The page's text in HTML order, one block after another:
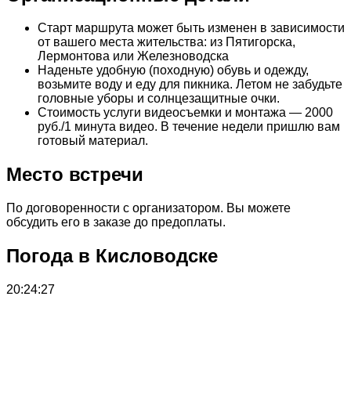
Старт маршрута может быть изменен в зависимости
от вашего места жительства: из Пятигорска,
Лермонтова или Железноводска
Наденьте удобную (походную) обувь и одежду,
возьмите воду и еду для пикника. Летом не забудьте
головные уборы и солнцезащитные очки.
Стоимость услуги видеосъемки и монтажа — 2000
руб./1 минута видео. В течение недели пришлю вам
готовый материал.
Место встречи
По договоренности с организатором. Вы можете
обсудить его в заказе до предоплаты.
Погода в Кисловодске
20:24:27